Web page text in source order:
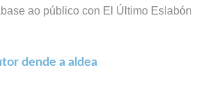
ao público con El Último Eslabón
dende a aldea